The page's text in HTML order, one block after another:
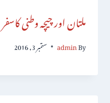
ملتان اور چیچہ وطنی کاسفر
By
admin ستمبر 3, 2016